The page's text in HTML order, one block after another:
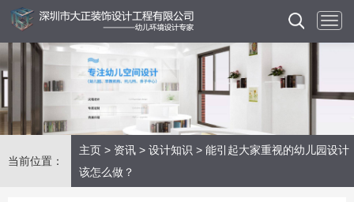
当前位置：
主页 > 资讯 > 设计知识 > 能引起大家重视的幼儿园设计
该怎么做？